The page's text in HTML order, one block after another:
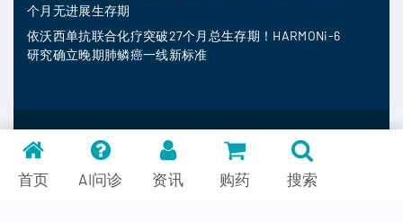
个月无进展生存期
依沃西单抗联合化疗突破27个月总生存期！HARMONi-6
研究确立晚期肺鳞癌一线新标准
MedFind © 2026
首页 AI问诊 资讯 购药 搜索